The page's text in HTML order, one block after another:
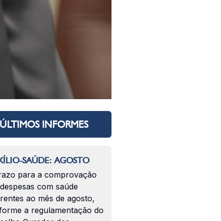
ÚLTIMOS INFORMES
SAÚDE: AGOSTO
para a comprovação
com saúde
ao mês de agosto,
a regulamentação do